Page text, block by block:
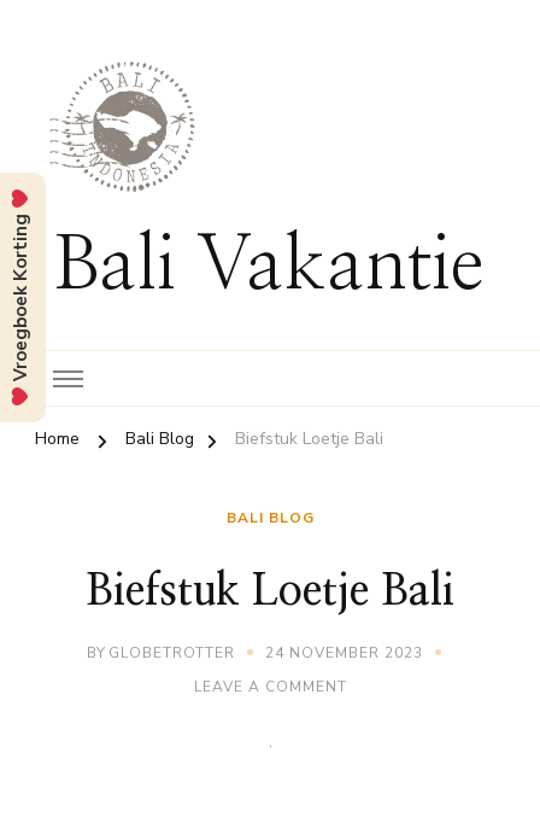
Bali Vakantie
Home Bali Blog Biefstuk Loetje Bali
BALI BLOG
Biefstuk Loetje Bali
BY GLOBETROTTER
24 NOVEMBER 2023
LEAVE A COMMENTON
Vroegboek Korting